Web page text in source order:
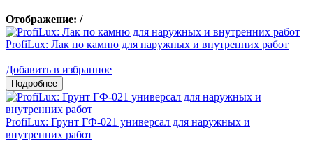
Отображение: /
ProfiLux: Лак по камню для наружных и внутренних работ
Добавить в избранное
ProfiLux: Грунт ГФ-021 универсал для наружных и
внутренних работ